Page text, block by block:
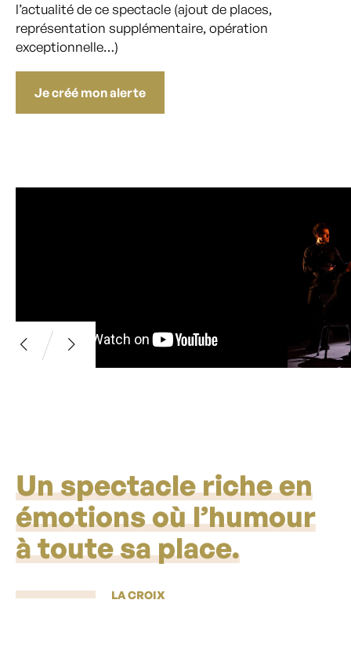
l’actualité de ce spectacle (ajout de places,
représentation supplémentaire, opération
exceptionnelle…)
Je créé mon alerte
Un spectacle riche en
émotions où l’humour
à toute sa place.
LA CROIX